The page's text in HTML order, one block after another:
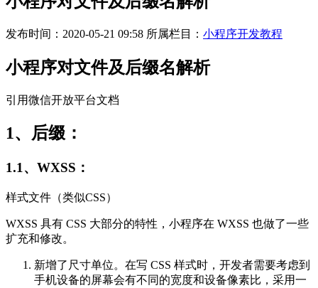
发布时间：2020-05-21 09:58 所属栏目： 小程序开发教程
小程序对文件及后缀名解析
引用微信开放平台文档
1、后缀：
1.1、WXSS：
样式文件（类似CSS）
WXSS 具有 CSS 大部分的特性，小程序在 WXSS 也做了一些
扩充和修改。
新增了尺寸单位。在写 CSS 样式时，开发者需要考虑到
手机设备的屏幕会有不同的宽度和设备像素比，采用一